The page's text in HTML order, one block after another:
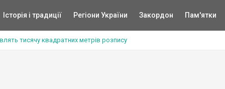
Історія і традиції Регіони України Закордон Пам'ятки
тисячу квадратних метрів розпису